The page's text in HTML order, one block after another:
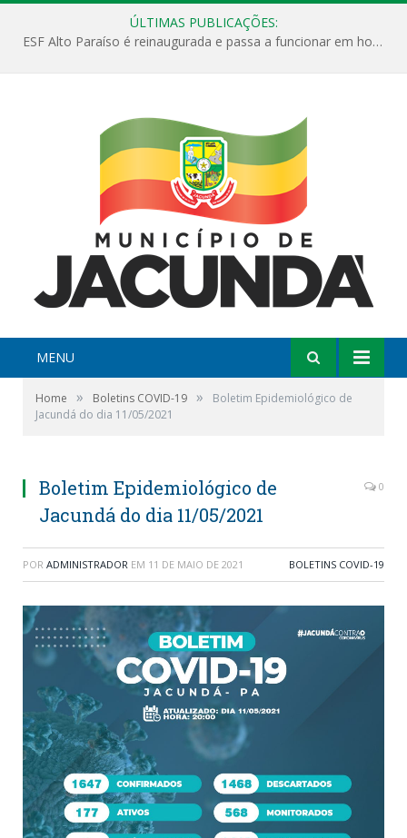
ÚLTIMAS PUBLICAÇÕES:
ESF Alto Paraíso é reinaugurada e passa a funcionar em horário estendido
MENU
Home » Boletins COVID-19 »
Boletim Epidemiológico de
Jacundá do dia 11/05/2021
Boletim Epidemiológico de
Jacundá do dia 11/05/2021
0
POR ADMINISTRADOR EM 11 DE MAIO DE 2021 BOLETINS COVID-19